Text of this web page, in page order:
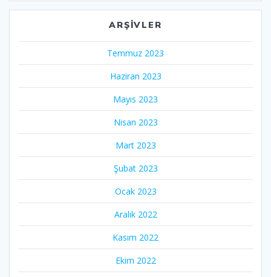
ARŞIVLER
Temmuz 2023
Haziran 2023
Mayıs 2023
Nisan 2023
Mart 2023
Şubat 2023
Ocak 2023
Aralık 2022
Kasım 2022
Ekim 2022